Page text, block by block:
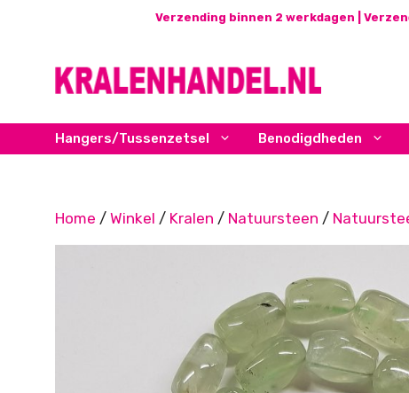
Verzending binnen 2 werkdagen |
Hangers/Tussenzetsel Benodigdheden
Home / Winkel / Kralen / Natuursteen /